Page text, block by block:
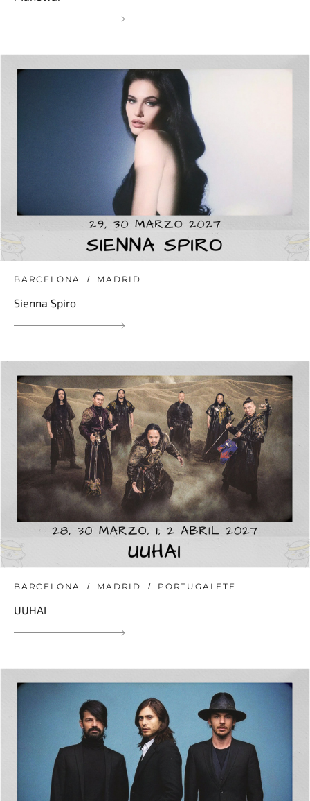
BARCELONA MADRID
Sienna Spiro
BARCELONA MADRID PORTUGALETE
UUHAI